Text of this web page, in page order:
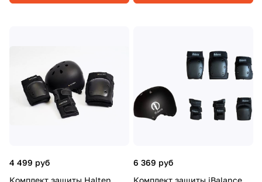
4 499 руб
Комплект защиты Halten
6 369 руб
Комплект защиты iBalance